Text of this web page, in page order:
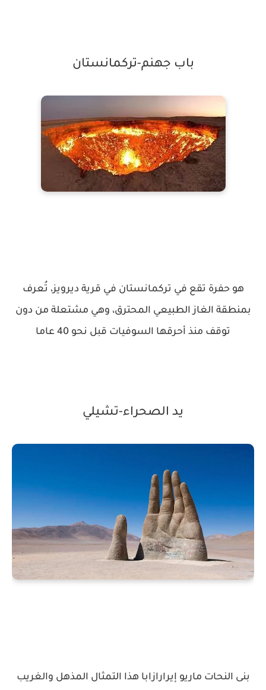
باب جهنم-تركمانستان
هو حفرة تقع في تركمانستان في قرية ديرويز، تُعرف
بمنطقة الغاز الطبيعي المحترق، وهي مشتعلة من دون
توقف منذ أحرقها السوفيات قبل نحو 40 عاما
يد الصحراء-تشيلي
بنى النحات ماريو إيرارازابا هذا التمثال المذهل والغريب